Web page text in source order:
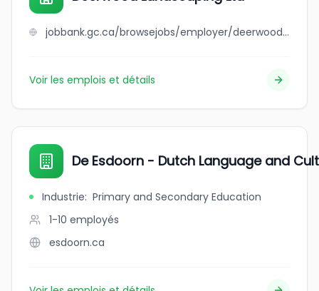
jobbank.gc.ca/browsejobs/employer/deerwood+landscaping+ltd/ca
Voir les emplois et détails
De Esdoorn - Dutch Language and
Industrie: Primary and Secondary Education
1-10 employés
esdoorn.ca